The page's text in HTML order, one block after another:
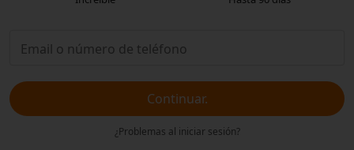
Continuar.
¿Problemas al iniciar sesión?